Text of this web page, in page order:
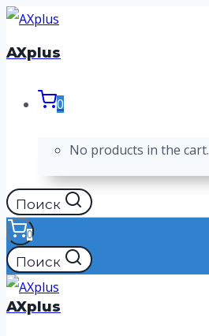
Перейти
к
AXplus
0
No products in the cart.
Поиск
0
Поиск
AXplus